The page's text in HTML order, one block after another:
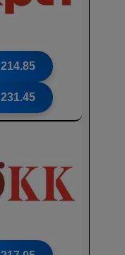
214.85
231.45